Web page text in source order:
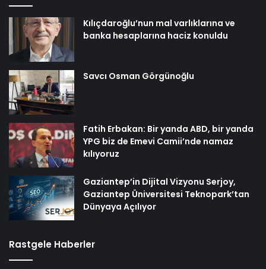
Kılıçdaroğlu’nun mal varlıklarına ve
banka hesaplarına haciz konuldu
Savcı Osman Görgünoğlu
Fatih Erbakan: Bir yanda ABD, bir yanda
YPG biz de Emevi Camii’nde namaz
kılıyoruz
Gaziantep’in Dijital Vizyonu Serjoy,
Gaziantep Üniversitesi Teknopark’tan
Dünyaya Açılıyor
Rastgele Haberler